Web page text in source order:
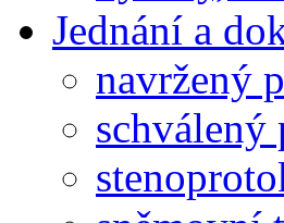
Jednání a
navržený
schválený